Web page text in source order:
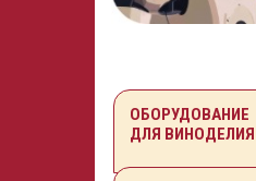
ОБОРУДОВАНИЕ
ДЛЯ ВИНОДЕЛИЯ